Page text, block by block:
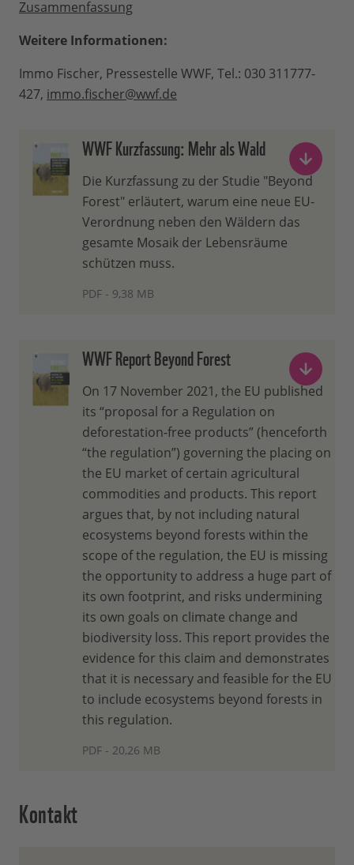
Zusammenfassung
Weitere Informationen:
Immo Fischer, Pressestelle WWF, Tel.: 030 311777-
427, immo.fischer@wwf.de
WWF Kurzfassung: Mehr als Wald
Die Kurzfassung zu der Studie "Beyond
Forest" erläutert, warum eine neue EU-
Verordnung neben den Wäldern das
gesamte Mosaik der Lebensräume
schützen muss.
PDF - 9,38 MB
WWF Report Beyond Forest
On 17 November 2021, the EU published
its “proposal for a Regulation on
deforestation-free products” (henceforth
“the regulation”) governing the placing on
the EU market of certain agricultural
commodities and products. This report
argues that, by not including natural
ecosystems beyond forests within the
scope of the regulation, the EU is missing
the opportunity to address a huge part of
its own footprint, and risks undermining
its own goals on climate change and
biodiversity loss. This report provides the
evidence for this claim and demonstrates
that it is necessary and feasible for the EU
to include ecosystems beyond forests in
this regulation.
PDF - 20,26 MB
Kontakt